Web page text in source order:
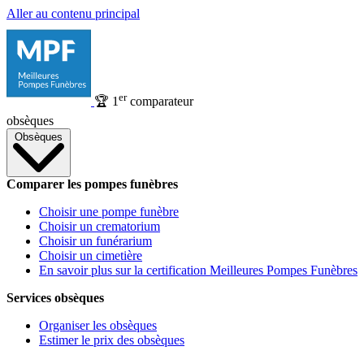
Aller au contenu principal
🏆 1 ercomparateur
obsèques
Obsèques
Comparer les pompes funèbres
Choisir une pompe funèbre
Choisir un crematorium
Choisir un funérarium
Choisir un cimetière
En savoir plus sur la certification Meilleures Pompes Funèbres
Services obsèques
Organiser les obsèques
Estimer le prix des obsèques